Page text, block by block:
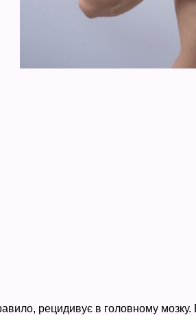
рецидивує в головному мозку.